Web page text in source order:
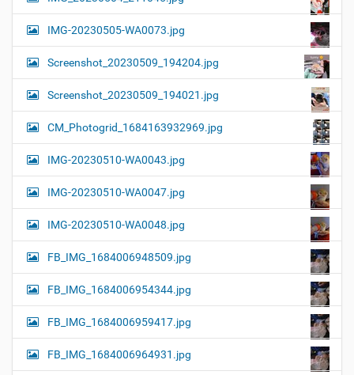
IMG-20230505-WA0073.jpg
Screenshot_20230509_194204.jpg
Screenshot_20230509_194021.jpg
CM_Photogrid_1684163932969.jpg
IMG-20230510-WA0043.jpg
IMG-20230510-WA0047.jpg
IMG-20230510-WA0048.jpg
FB_IMG_1684006948509.jpg
FB_IMG_1684006954344.jpg
FB_IMG_1684006959417.jpg
FB_IMG_1684006964931.jpg